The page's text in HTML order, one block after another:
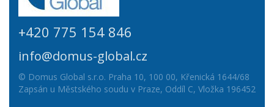
+420 775 154 846
info@domus-global.cz
© Domus Global s.r.o. Praha 10, 100 00, Křenická 1644/68
Zapsán u Městského soudu v Praze, Oddíl C, Vložka 196452